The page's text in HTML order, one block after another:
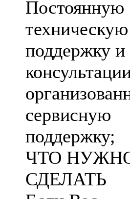
Постоянную
техническую
поддержку и
сервисную
поддержку;
ЧТО
СДЕЛАТЬ